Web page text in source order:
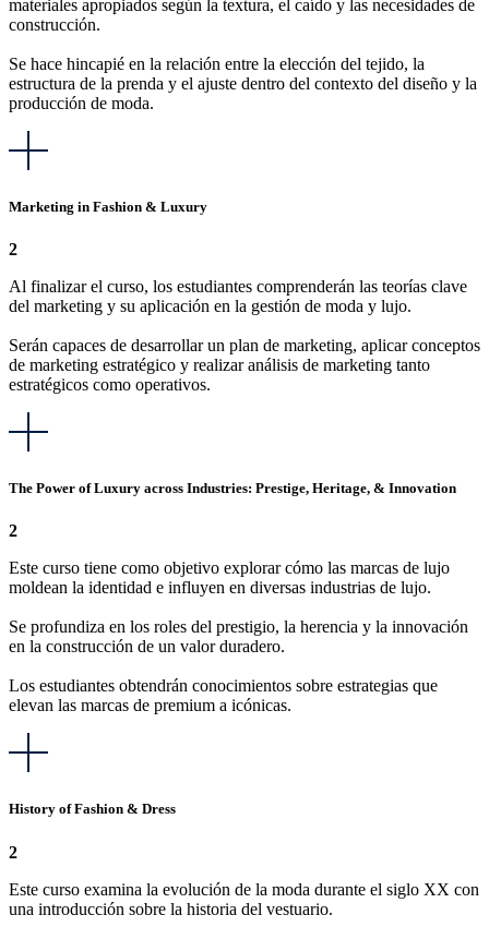
materiales apropiados según la textura, el caído y las necesidades de
construcción.
Se hace hincapié en la relación entre la elección del tejido, la
estructura de la prenda y el ajuste dentro del contexto del diseño y la
producción de moda.
Marketing in Fashion & Luxury
2
Al finalizar el curso, los estudiantes comprenderán las teorías clave
del marketing y su aplicación en la gestión de moda y lujo.
Serán capaces de desarrollar un plan de marketing, aplicar conceptos
de marketing estratégico y realizar análisis de marketing tanto
estratégicos como operativos.
The Power of Luxury across Industries: Prestige, Heritage, & Innovation
2
Este curso tiene como objetivo explorar cómo las marcas de lujo
moldean la identidad e influyen en diversas industrias de lujo.
Se profundiza en los roles del prestigio, la herencia y la innovación
en la construcción de un valor duradero.
Los estudiantes obtendrán conocimientos sobre estrategias que
elevan las marcas de premium a icónicas.
History of Fashion & Dress
2
Este curso examina la evolución de la moda durante el siglo XX con
una introducción sobre la historia del vestuario.